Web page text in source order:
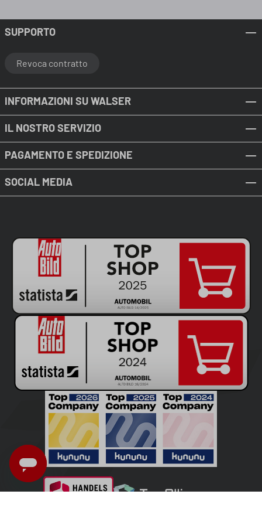
SUPPORTO
Revoca contratto
INFORMAZIONI SU WALSER
IL NOSTRO SERVIZIO
PAGAMENTO E SPEDIZIONE
SOCIAL MEDIA